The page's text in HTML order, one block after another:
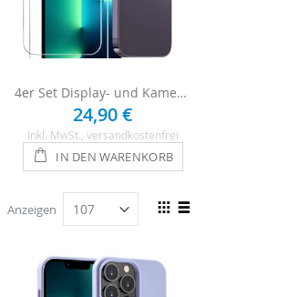
4er Set Display- und Kameraschutz für iPhone 13 Pro
24,90 €
Inkl. MwSt. , versandkostenfrei
IN DEN WARENKORB
Ansicht
Anzeigen